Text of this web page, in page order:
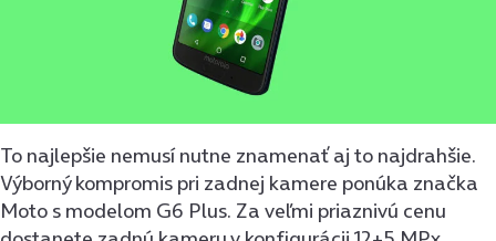
To najlepšie nemusí nutne znamenať aj to najdrahšie.
Výborný kompromis pri zadnej kamere ponúka značka
Moto s modelom G6 Plus. Za veľmi priaznivú cenu